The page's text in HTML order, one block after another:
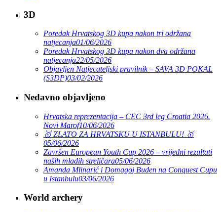
3D
Poredak Hrvatskog 3D kupa nakon tri održana
natjecanja01/06/2026
Poredak Hrvatskog 3D kupa nakon dva održana
natjecanja22/05/2026
Objavljen Natjecateljski pravilnik – SAVA 3D POKAL
(S3DP)03/02/2026
Nedavno objavljeno
Hrvatska reprezentacija – CEC 3rd leg Croatia 2026.
Novi Marof10/06/2026
🥇 ZLATO ZA HRVATSKU U ISTANBULU! 🥇
05/06/2026
Završen European Youth Cup 2026 – vrijedni rezultati
naših mladih streličara05/06/2026
Amanda Mlinarić i Domagoj Buden na Conquest Cupu
u Istanbulu03/06/2026
World archery